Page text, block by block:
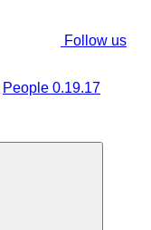
Follow us
People 0.19.17